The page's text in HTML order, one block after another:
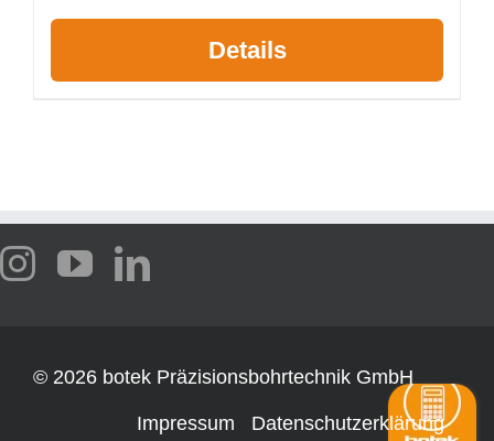
Details
© 2026 botek Präzisionsbohrtechnik GmbH
Impressum Datenschutzerklärung